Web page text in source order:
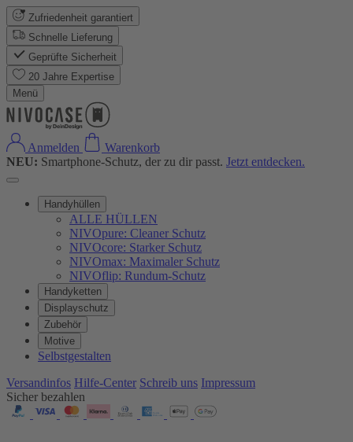
Zufriedenheit garantiert
Schnelle Lieferung
Geprüfte Sicherheit
20 Jahre Expertise
Menü
Anmelden
Warenkorb
NEU: Smartphone-Schutz, der zu dir passt. Jetzt entdecken.
Handyhüllen
ALLE HÜLLEN
NIVOpure: Cleaner Schutz
NIVOcore: Starker Schutz
NIVOmax: Maximaler Schutz
NIVOflip: Rundum-Schutz
Handyketten
Displayschutz
Zubehör
Motive
Selbstgestalten
Versandinfos Hilfe-Center Schreib uns Impressum
Sicher bezahlen